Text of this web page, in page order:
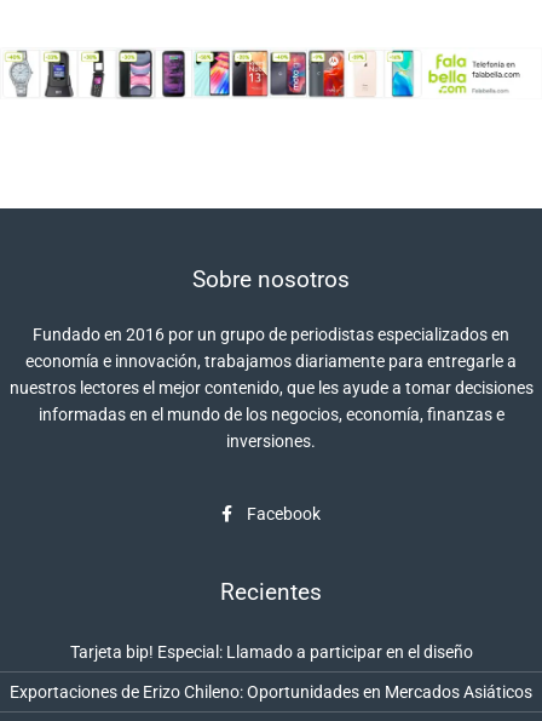
Sobre nosotros
Fundado en 2016 por un grupo de periodistas especializados en
economía e innovación, trabajamos diariamente para entregarle a
nuestros lectores el mejor contenido, que les ayude a tomar decisiones
informadas en el mundo de los negocios, economía, finanzas e
inversiones.
Facebook
Recientes
Tarjeta bip! Especial: Llamado a participar en el diseño
Exportaciones de Erizo Chileno: Oportunidades en Mercados Asiáticos